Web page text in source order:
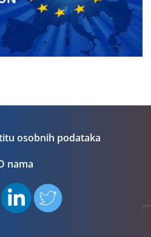
osobnih podataka
nama